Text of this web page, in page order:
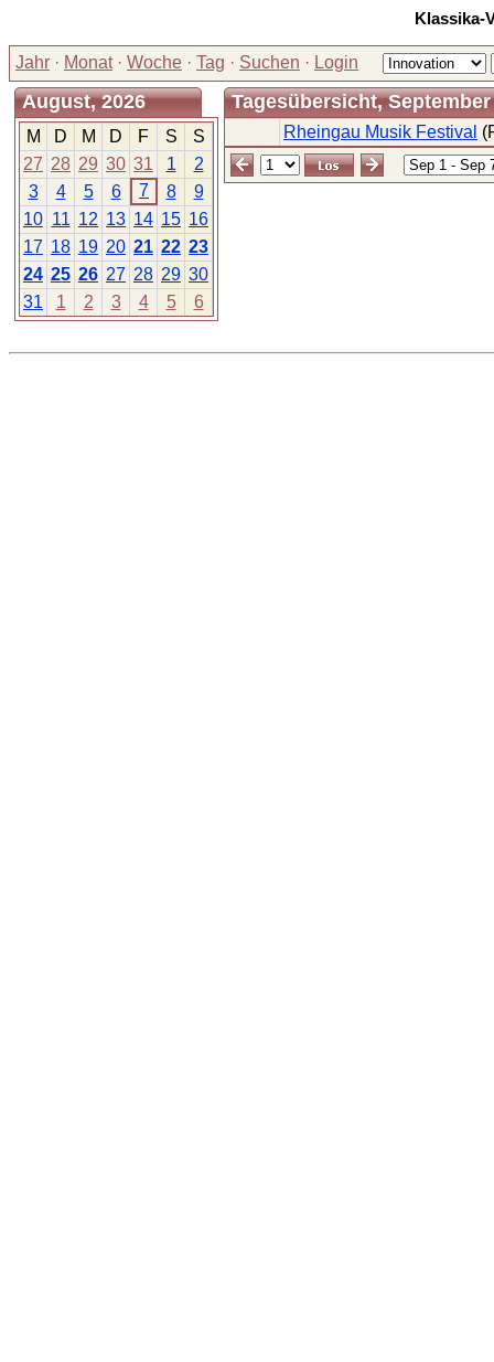
Klassika-
Jahr · Monat· Woche · Tag · Suchen · Login
August, 2026
M D M D F S
S
27 28 29 30 31 1
2
3
4 5 6 7 8
9
10 11 12 13 14 15 16
17 18 19 20 21 22 23
24 25 26 27 28 29 30
31
1 2 3 4 5 6
Tagesübersicht,
Rheingau Musik Festival